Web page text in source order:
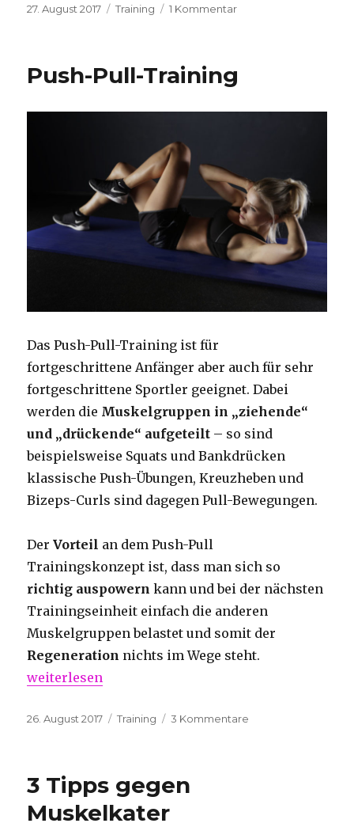
Veröffentlicht
27. August 2017 Kategorien
Training 1 Kommentarzu
Push-Pull-Training
Das Push-Pull-Training ist für
fortgeschrittene Anfänger aber auch für sehr
fortgeschrittene Sportler geeignet. Dabei
werden die Muskelgruppen in „ziehende“
und „drückende“ aufgeteilt – so sind
beispielsweise Squats und Bankdrücken
klassische Push-Übungen, Kreuzheben und
Bizeps-Curls sind dagegen Pull-Bewegungen.
DerVorteil an dem Push-Pull
Trainingskonzept ist, dass man sich so
richtig auspowern kann und bei der nächsten
Trainingseinheit einfach die anderen
Muskelgruppen belastet und somit der
Regeneration nichts im Wege steht.
„Push-Pull-Training“
weiterlesen
Veröffentlicht
26. August 2017 Kategorien
Training 3 Kommentare
3 Tipps gegen
Muskelkater